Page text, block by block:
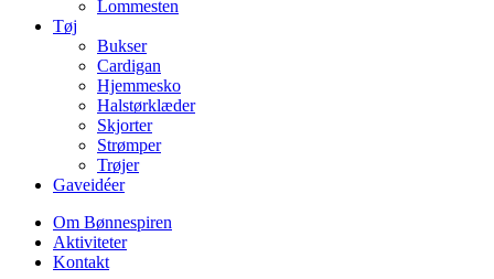
Lommesten
Tøj
Bukser
Cardigan
Hjemmesko
Halstørklæder
Skjorter
Strømper
Trøjer
Gaveidéer
Om Bønnespiren
Aktiviteter
Kontakt